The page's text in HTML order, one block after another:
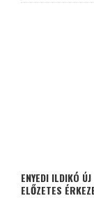
ENYEDI ILDIKÓ
ELŐZETES